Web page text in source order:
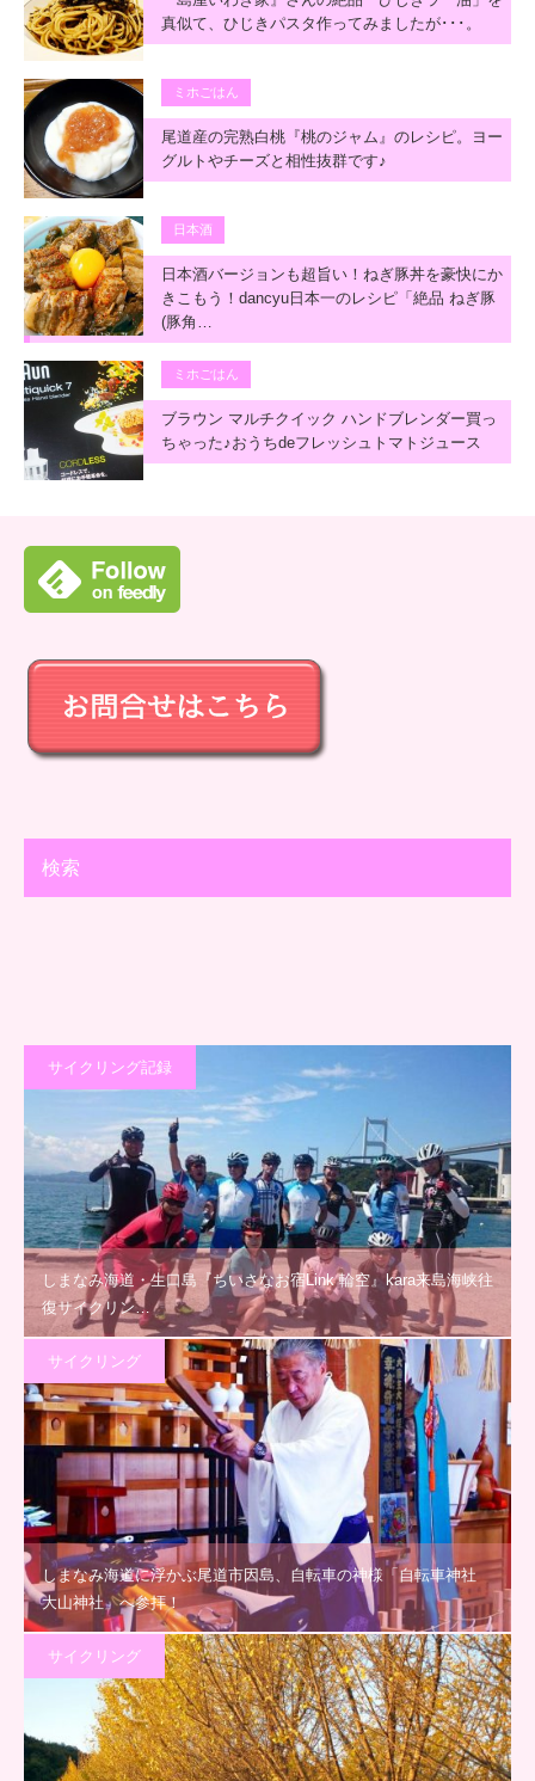
真似て、ひじきパスタ作ってみましたが･･･。
ミホごはん
尾道産の完熟白桃『桃のジャム』のレシピ。ヨー
グルトやチーズと相性抜群です♪
日本酒
日本酒バージョンも超旨い！ねぎ豚丼を豪快にか
きこもう！dancyu日本一のレシピ「絶品 ねぎ豚
(豚角…
ミホごはん
ブラウン マルチクイック ハンドブレンダー買っ
ちゃった♪おうちdeフレッシュトマトジュース
検索
サイクリング記録
しまなみ海道・生口島『ちいさなお宿Link 輪空』kara来島海峡往
復サイクリン…
サイクリング
しまなみ海道に浮かぶ尾道市因島、自転車の神様「自転車神社
大山神社」へ参拝！
サイクリング